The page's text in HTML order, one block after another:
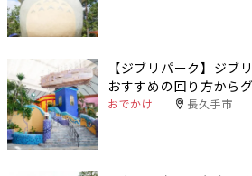
【ジブリパーク】ジブ
おすすめの回り方から
おでかけ 長久手市